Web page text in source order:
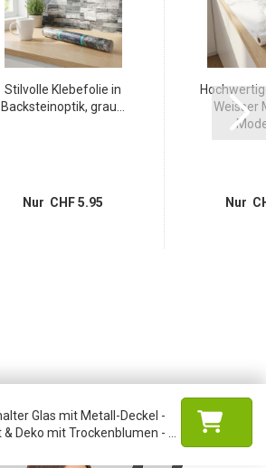
Stilvolle Klebefolie in
Backsteinoptik, grau...
Nur CHF 5.95
Weisser
Nur
Glas mit Metall-Deckel -
Deko mit Trockenblumen - ...